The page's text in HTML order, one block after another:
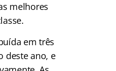
melhores
em três
deste ano, e